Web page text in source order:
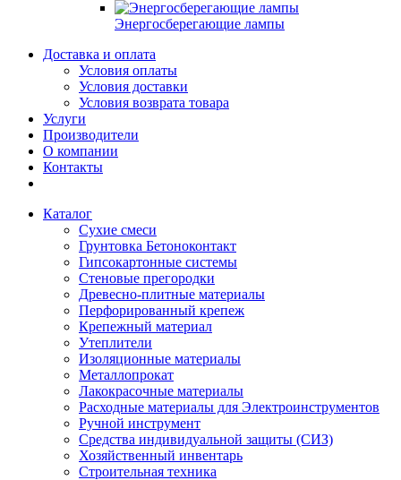
Энергосберегающие лампы
Доставка и оплата
Условия оплаты
Условия доставки
Условия возврата товара
Услуги
Производители
О компании
Контакты
Каталог
Сухие смеси
Грунтовка Бетоноконтакт
Гипсокартонные системы
Стеновые прегородки
Древесно-плитные материалы
Перфорированный крепеж
Крепежный материал
Утеплители
Изоляционные материалы
Металлопрокат
Лакокрасочные материалы
Расходные материалы для Электроинструментов
Ручной инструмент
Средства индивидуальной защиты (СИЗ)
Хозяйственный инвентарь
Строительная техника